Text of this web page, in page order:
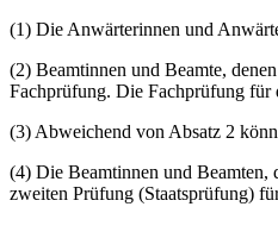
(1) Die Anwärterinnen und
(2) Beamtinnen und Beamte,
Fachprüfung. Die Fachprüfung für
(3) Abweichend von Absatz 2
(4) Die Beamtinnen und Beamten,
zweiten Prüfung (Staatsprüfung)